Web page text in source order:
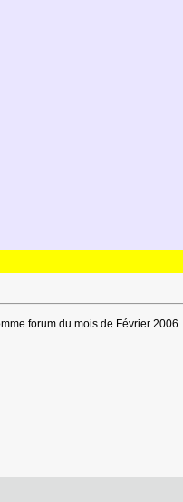
forum du mois de Février 2006